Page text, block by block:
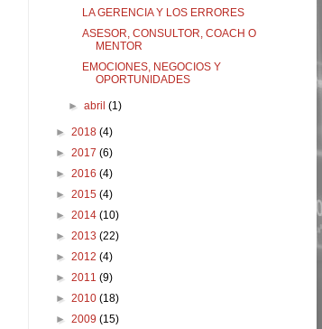
LA GERENCIA Y LOS ERRORES
ASESOR, CONSULTOR, COACH O
MENTOR
EMOCIONES, NEGOCIOS Y
OPORTUNIDADES
►abril(1)
► 2018 (4)
► 2017 (6)
► 2016 (4)
► 2015 (4)
► 2014 (10)
► 2013 (22)
► 2012 (4)
► 2011 (9)
► 2010 (18)
► 2009 (15)